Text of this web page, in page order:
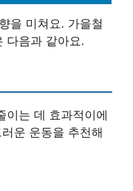
을 미쳐요. 가을철
다음과 같아요.
이는 데 효과적이에
운 운동을 추천해